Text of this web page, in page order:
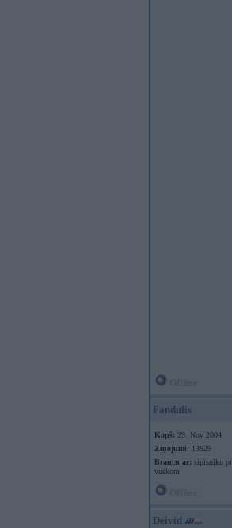
Fandulis
Kopš: 29. Nov 2004
Ziņojumi: 13929
Braucu ar: sipisnīku pi
vuškom
Deivid